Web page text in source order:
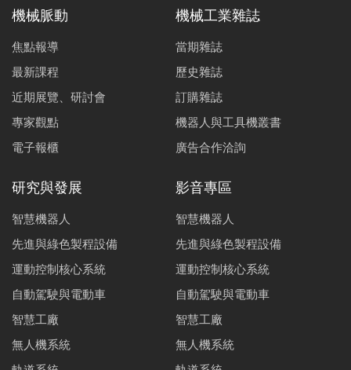
機械脈動
焦點報導
最新課程
近期展覽、研討會
專家觀點
電子報櫃
機械工業雜誌
當期雜誌
歷史雜誌
訂購雜誌
機器人與工具機叢書
廣告合作洽詢
研究與發展
智慧機器人
先進與綠色製程設備
運動控制核心系統
自動駕駛與電動車
智慧工廠
無人機系統
影音專區
智慧機器人
先進與綠色製程設備
運動控制核心系統
自動駕駛與電動車
智慧工廠
無人機系統